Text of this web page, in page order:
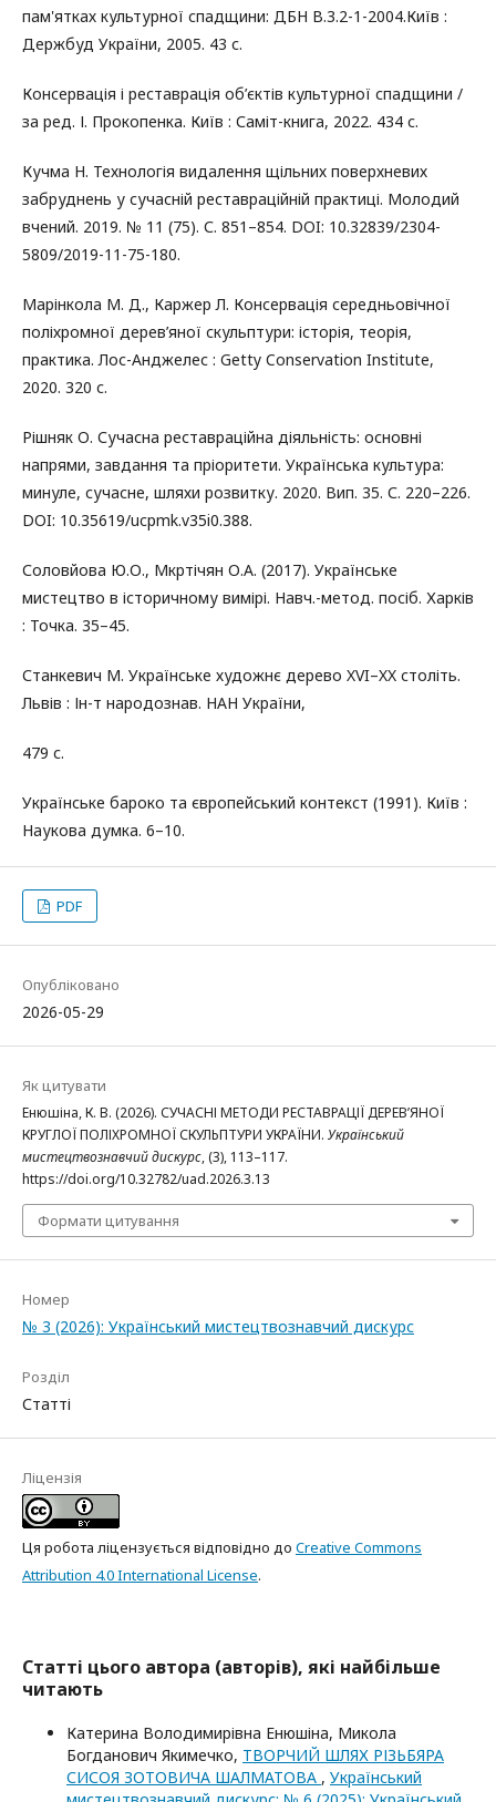
пам'ятках культурної спадщини: ДБН В.3.2-1-2004.Київ :
Держбуд України, 2005. 43 с.
Консервація і реставрація об’єктів культурної спадщини /
за ред. І. Прокопенка. Київ : Саміт-книга, 2022. 434 с.
Кучма Н. Технологія видалення щільних поверхневих
забруднень у сучасній реставраційній практиці. Молодий
вчений. 2019. № 11 (75). С. 851–854. DOI: 10.32839/2304-
5809/2019-11-75-180.
Марінкола М. Д., Каржер Л. Консервація середньовічної
поліхромної дерев’яної скульптури: історія, теорія,
практика. Лос-Анджелес : Getty Conservation Institute,
2020. 320 с.
Рішняк О. Сучасна реставраційна діяльність: основні
напрями, завдання та пріоритети. Українська культура:
минуле, сучасне, шляхи розвитку. 2020. Вип. 35. С. 220–226.
DOI: 10.35619/ucpmk.v35i0.388.
Соловйова Ю.О., Мкртічян О.А. (2017). Українське
мистецтво в історичному вимірі. Навч.-метод. посіб. Харків
: Точка. 35–45.
Станкевич М. Українське художнє дерево XVI–XX століть.
Львів : Ін-т народознав. НАН України,
479 с.
Українське бароко та європейський контекст (1991). Київ :
Наукова думка. 6–10.
PDF
Опубліковано
2026-05-29
Як цитувати
Енюшіна, К. В. (2026). СУЧАСНІ МЕТОДИ РЕСТАВРАЦІЇ ДЕРЕВ’ЯНОЇ
КРУГЛОЇ ПОЛІХРОМНОЇ СКУЛЬПТУРИ УКРАЇНИ. Український
мистецтвознавчий дискурс, (3), 113–117.
https://doi.org/10.32782/uad.2026.3.13
Формати цитування
Номер
№ 3 (2026): Український мистецтвознавчий дискурс
Розділ
Статті
Ліцензія
Ця робота ліцензується відповідно до Creative Commons
Attribution 4.0 International License.
Статті цього автора (авторів), які найбільше
читають
Катерина Володимирівна Енюшіна, Микола
Богданович Якимечко, ТВОРЧИЙ ШЛЯХ РІЗЬБЯРА
СИСОЯ ЗОТОВИЧА ШАЛМАТОВА , Український